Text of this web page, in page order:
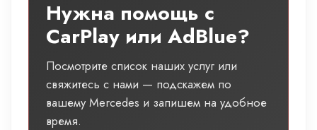
Нужна помощь с
CarPlay или AdBlue?
Посмотрите список наших услуг или
свяжитесь с нами — подскажем по
вашему Mercedes и запишем на удобное
время.